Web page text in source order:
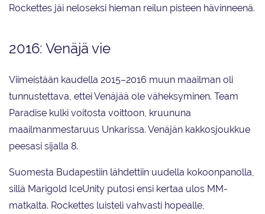
Rockettes jäi neloseksi hieman reilun pisteen hävinneenä.
2016: Venäjä vie
Viimeistään kaudella 2015–2016 muun maailman oli
tunnustettava, ettei Venäjää ole väheksyminen. Team
Paradise kulki voitosta voittoon, kruununa
maailmanmestaruus Unkarissa. Venäjän kakkosjoukkue
peesasi sijalla 8.
Suomesta Budapestiin lähdettiin uudella kokoonpanolla,
sillä Marigold IceUnity putosi ensi kertaa ulos MM-
matkalta. Rockettes luisteli vahvasti hopealle,